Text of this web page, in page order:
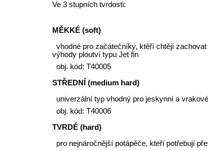
Ve 3 stupních tvrdosti:
MĚKKÉ (soft)
vhodné pro začátečníky​, ktěří chtějí
výhody ploutví typu Jet fin
obj. kód: T40005
STŘEDNÍ (medium hard)
univerzální typ vhodný pro jeskynní a
obj. kód: T40006
TVRDÉ (hard)
pro nejnáročnější potápěče, kteří potřebují